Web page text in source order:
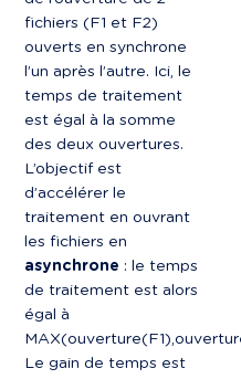
fichiers (F1 et F2)
ouverts en synchrone
l’un après l’autre. Ici, le
temps de traitement
est égal à la somme
des deux ouvertures.
L’objectif est
d’accélérer le
traitement en ouvrant
les fichiers en
asynchrone : le temps
de traitement est alors
égal à
Le gain de temps est